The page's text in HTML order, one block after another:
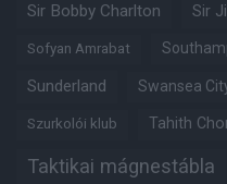
Sir Bobby Charlton Sir
Sofyan Amrabat
Sunderland Swansea
Szurkolói klub Tahith
Taktikai mágnestábla